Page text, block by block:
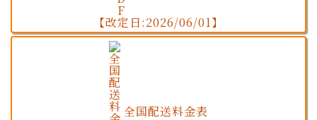
【改定日:2026/06/01】
全国配送料金表